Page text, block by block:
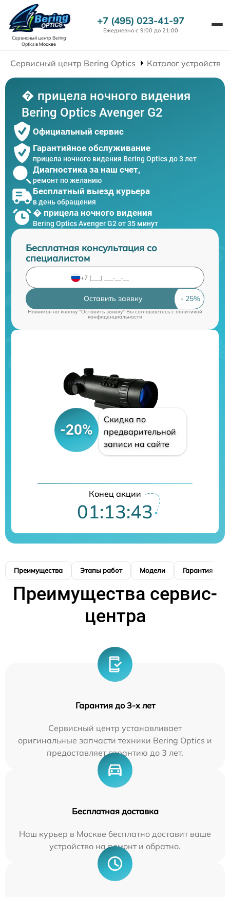
Сервисный центр Bering
Opticsв Москве
+7 (495) 023-41-97
Ежедневно с 9:00 до 21:00
Сервисный центр Bering Optics Каталог устройств
� прицела ночного видения
Bering Optics Avenger G2
Официальный сервис
Гарантийное обслуживание
прицела ночного видения Bering Optics до 3 лет
Диагностика за наш счет,
ремонт по желанию
Бесплатный выезд курьера
в день обращения
� прицела ночного видения
Bering Optics Avenger G2 от 35 минут
Бесплатная консультация со
специалистом
Оставить заявку
Нажимая на кнопку "Оставить заявку" Вы соглашаетесь cполитикой
конфиденциальности
-20%
Скидка по
предварительной
записи на сайте
Конец акции
01:13:42
Преимущества Этапы работ Модели Гарантия
Преимущества сервис-
центра
Гарантия до 3-х лет
Сервисный центр устанавливает
оригинальные запчасти техники Bering Optics и
предоставляет гарантию до 3 лет.
Бесплатная доставка
Наш курьер в Москве бесплатно доставит ваше
устройство на ремонт и обратно.